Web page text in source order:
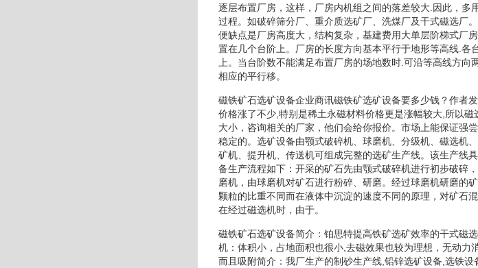
逐层布置厂房，这样，厂房内机组之间的落差较大.因此，
过程。如破碎筛分厂、重介质选矿厂、洗煤厂及干式磁选厂
便缺点是厂房高度大，结构复杂，基建费用大单层阶梯式厂
置在几个台阶上。厂房的长度方向基本平行于地形等高线.
上。当台阶数不能满足布置厂房的场地数时.可沿等高线方
相应的平行移。
磁铁矿石选矿设备企业商讯磁铁矿选矿设备要多少钱？作者
价格涨了不少,特别是稀土永磁材料价格更是涨幅较大,所以
大小，咨询相关的厂家，他们会给你报价。市场上能保证强
稳定的。选矿设备由颚式破碎机、球磨机、分级机、磁选机
矿机、提升机、传送机可组成完整的选矿生产线。该生产线
备生产流程如下：开采的矿石先由颚式破碎机进行初步破碎
磨机，由球磨机对矿石进行粉碎、研磨。经过球磨机研磨的
颗粒的比重不同而在液体中沉淀的速度不同的原理，对矿石
在经过磁选机时，由于。
磁铁矿石选矿设备简介：铂思特提高铁矿选矿效率的干式磁
机：体积小，占地面积也很小,去磁效果也较为理想，无动力
而且吸附简介：我厂生产的制砂生产线,铅锌选矿设备,选铁